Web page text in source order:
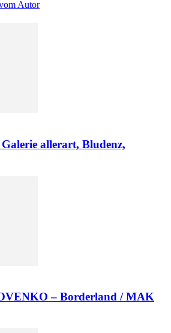
Autor
allerart, Bludenz,
– Borderland / MAK